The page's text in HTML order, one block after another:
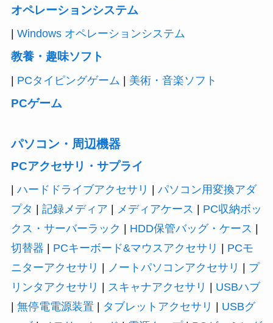
オペレーションシステム
Windows オペレーションシステム
教養・趣味ソフト
| PCタイピングゲーム | 美術・音楽ソフト
PCゲーム
パソコン・周辺機器
PCアクセサリ・サプライ
| ハードドライブアクセサリ | パソコン用変換アダ
プタ | 記録メディア | メディアケース | PC収納ボッ
クス・サーバーラック | HDD保管バッグ・ケース |
切替器 | PCキーボード&マウスアクセサリ | PCモ
ニターアクセサリ | ノートパソコンアクセサリ | プ
リンタアクセサリ | スキャナアクセサリ | USBハブ
| 無停電電源装置 | タブレットアクセサリ | USBグ